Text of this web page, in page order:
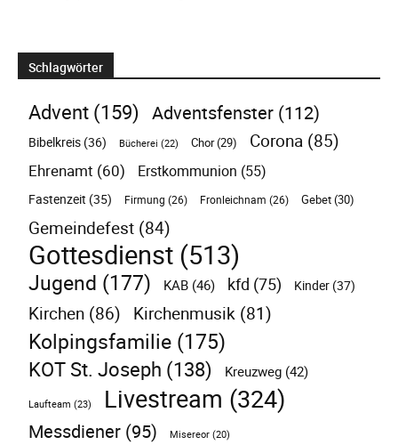
Schlagwörter
Advent(159) Adventsfenster (112)
Bibelkreis (36) Bücherei (22) Chor(29) Corona (85)
Ehrenamt (60) Erstkommunion (55)
Fastenzeit (35) Firmung (26) Fronleichnam (26) Gebet(30)
Gemeindefest (84)
Gottesdienst (513)
Jugend (177) KAB (46) kfd (75) Kinder (37)
Kirchen (86) Kirchenmusik (81)
Kolpingsfamilie (175)
KOT St. Joseph (138) Kreuzweg (42)
Laufteam (23) Livestream (324)
Messdiener (95) Misereor (20)